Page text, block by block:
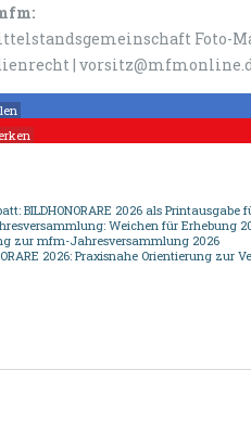
Foto-
|
BILDHONORARE 2026 als Printausgabe
Weichen für Erhebung
zur mfm-Jahresversammlung 2026
2026: Praxisnahe Orientierung zur